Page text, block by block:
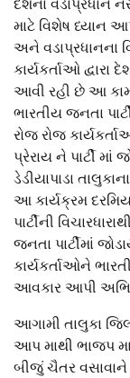
માટે વિશેષ ધ્યાન
અને વડાપ્રધાનના
કાર્યકર્તાઓ દ્વારા
આવી રહી છે આ
ભારતીય જનતા
રોજ રોજ
પ્રેરાય ને પાર્ટી માં
ડેડીયાપાડા
આ કાર્યક્રમ
પાર્ટીની
જનતા પાર્ટીમાં
કાર્યકર્તાઓને
આવકાર આપી
આગામી તાલુકા
આપ માથી ભાજપ મા
બીજું ચૈતર વસાવાને